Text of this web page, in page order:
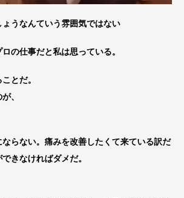
うなんていう雰囲気ではない
の仕事だと私は思っている。
とだ。
、
らない。痛みを改善したくて来ている訳だ
きなければダメだ。